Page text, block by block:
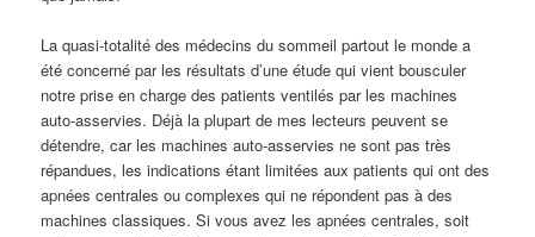
La quasi-totalité des médecins du sommeil partout le monde a
été concerné par les résultats d’une étude qui vient bousculer
notre prise en charge des patients ventilés par les machines
auto-asservies. Déjà la plupart de mes lecteurs peuvent se
détendre, car les machines auto-asservies ne sont pas très
répandues, les indications étant limitées aux patients qui ont des
apnées centrales ou complexes qui ne répondent pas à des
machines classiques. Si vous avez les apnées centrales, soit